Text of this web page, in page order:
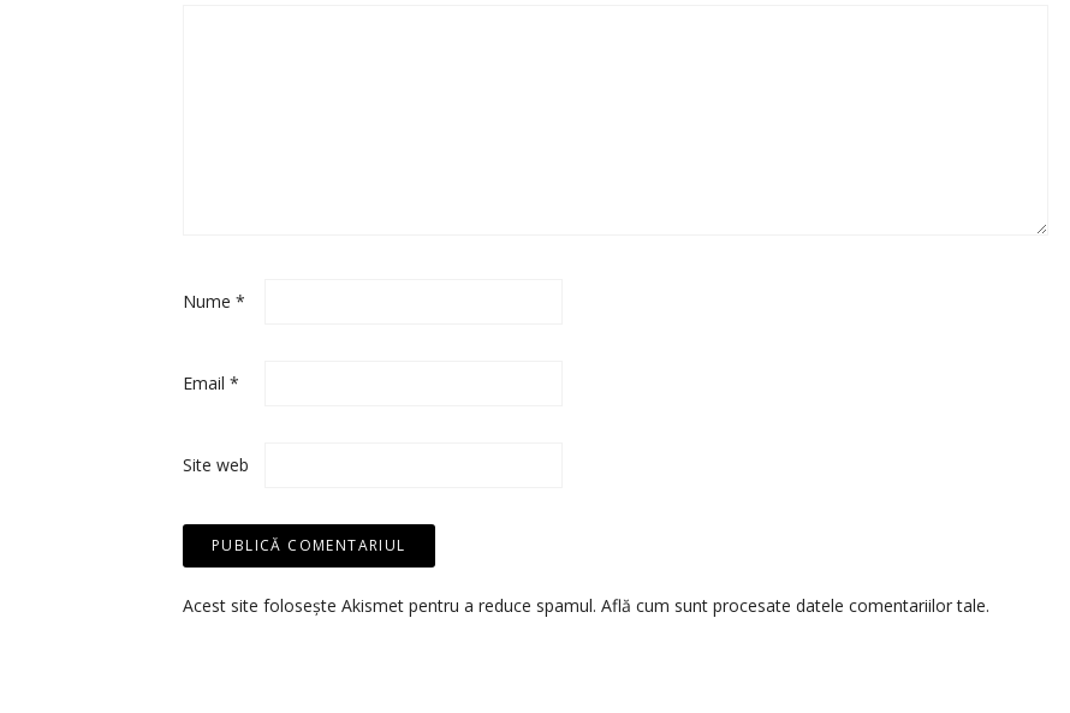
Nume *
Email *
Site web
Acest site folosește Akismet pentru a reduce spamul. Află cum sunt procesate datele comentariilor tale.